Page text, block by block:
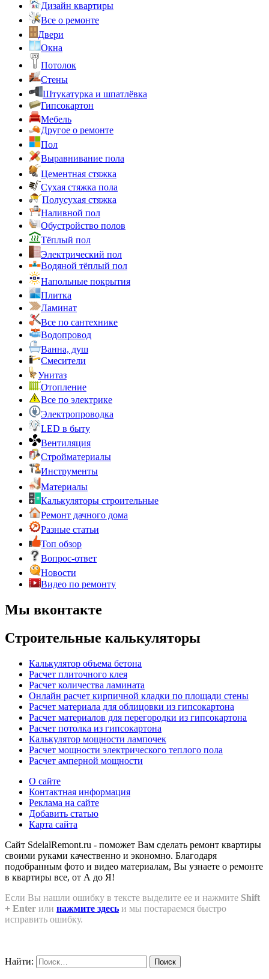
Дизайн квартиры
Все о ремонте
Двери
Окна
Потолок
Стены
Штукатурка и шпатлёвка
Гипсокартон
Мебель
Другое о ремонте
Пол
Выравнивание пола
Цементная стяжка
Сухая стяжка пола
Полусухая стяжка
Наливной пол
Обустройство полов
Тёплый пол
Электрический пол
Водяной тёплый пол
Напольные покрытия
Плитка
Ламинат
Все по сантехнике
Водопровод
Ванна, душ
Смесители
Унитаз
Отопление
Все по электрике
Электропроводка
LED в быту
Вентиляция
Стройматериалы
Инструменты
Материалы
Калькуляторы строительные
Ремонт дачного дома
Разные статьи
Топ обзор
Вопрос-ответ
Новости
Видео по ремонту
Мы вконтакте
Строительные калькуляторы
Калькулятор объема бетона
Расчет плиточного клея
Расчет количества ламината
Онлайн расчет кирпичной кладки по площади стены
Расчет материала для облицовки из гипсокартона
Расчет материалов для перегородки из гипсокартона
Расчет потолка из гипсокартона
Калькулятор мощности лампочек
Расчет мощности электрического теплого пола
Расчет амперной мощности
О сайте
Контактная информация
Реклама на сайте
Добавить статью
Карта сайта
Сайт SdelalRemont.ru - поможет Вам сделать ремонт квартиры
своими руками качественно и экономно. Благодаря
подобранным фото и видео материалам, Вы узнаете о ремонте
в квартиры все, от А до Я!
Если Вы нашли ошибку в тексте выделите ее и нажмите Shift
+ Enter или нажмите здесь и мы постараемся быстро
исправить ошибку.
Найти: